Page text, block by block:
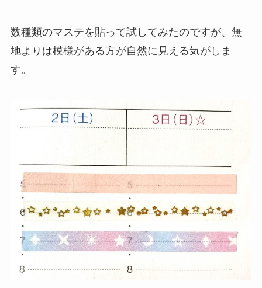
数種類のマステを貼って試してみたのですが、無
地よりは模様がある方が自然に見える気がしま
す。